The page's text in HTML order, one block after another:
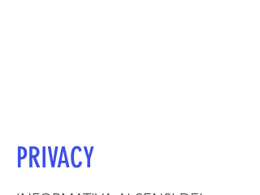
PRIVACY